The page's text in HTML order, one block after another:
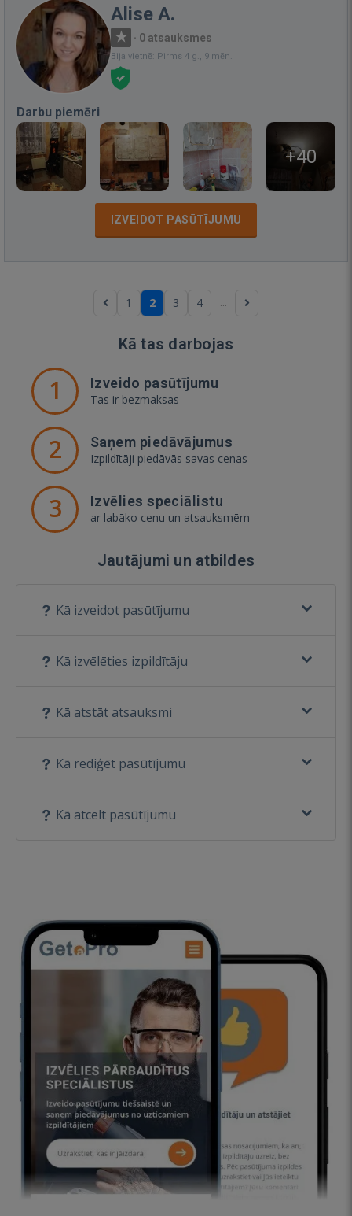
Alise A.
· 0 atsauksmes
Bija vietnē: Pirms 4 g., 9 mēn.
Darbu piemēri
+40
IZVEIDOT PASŪTĪJUMU
1 2 3 4 ...
Kā tas darbojas
1 Izveido pasūtījumu
Tas ir bezmaksas
2 Saņem piedāvājumus
Izpildītāji piedāvās savas cenas
3 Izvēlies speciālistu
ar labāko cenu un atsauksmēm
Jautājumi un atbildes
Kā izveidot pasūtījumu
Kā izvēlēties izpildītāju
Kā atstāt atsauksmi
Kā rediģēt pasūtījumu
Kā atcelt pasūtījumu